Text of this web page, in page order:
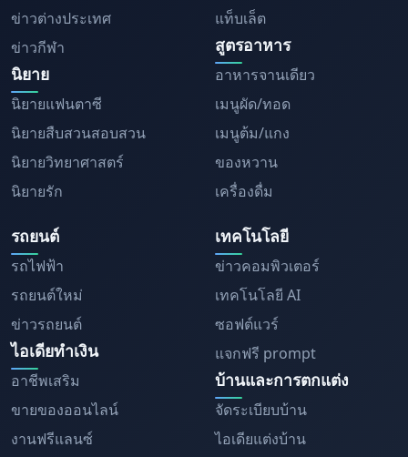
ข่าวต่างประเทศ
ข่าวกีฬา
นิยาย
นิยายแฟนตาซี
นิยายสืบสวนสอบสวน
นิยายวิทยาศาสตร์
นิยายรัก
แท็บเล็ต
สูตรอาหาร
อาหารจานเดียว
เมนูผัด/ทอด
เมนูต้ม/แกง
ของหวาน
เครื่องดื่ม
รถยนต์
รถไฟฟ้า
รถยนต์ใหม่
ข่าวรถยนต์
ไอเดียทำเงิน
อาชีพเสริม
ขายของออนไลน์
งานฟรีแลนซ์
เทคโนโลยี
ข่าวคอมพิวเตอร์
เทคโนโลยี AI
ซอฟต์แวร์
แจกฟรี prompt
บ้านและการตกแต่ง
จัดระเบียบบ้าน
ไอเดียแต่งบ้าน